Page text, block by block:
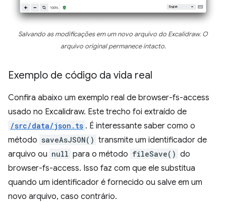
Salvando as modificações em um novo arquivo do Excalidraw. O
arquivo original permanece intacto.
Exemplo de código da vida real
Confira abaixo um exemplo real de browser-fs-access
usado no Excalidraw. Este trecho foi extraído de
/src/data/json.ts . É interessante saber como o
método saveAsJSON() transmite um identificador de
arquivo ou null para o método fileSave() do
browser-fs-access. Isso faz com que ele substitua
quando um identificador é fornecido ou salve em um
novo arquivo, caso contrário.